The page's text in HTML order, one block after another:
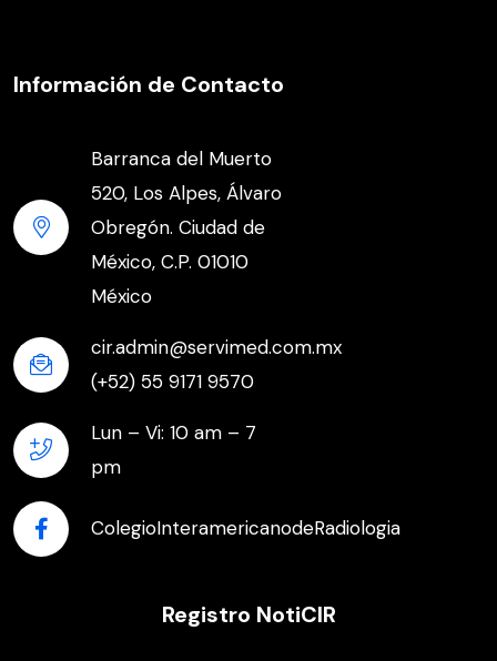
Información de Contacto
Barranca del Muerto
520, Los Alpes, Álvaro
Obregón. Ciudad de
México, C.P. 01010
México
cir.admin@servimed.com.mx
(+52) 55 9171 9570
Lun – Vi: 10 am – 7
pm
ColegioInteramericanodeRadiologia
Registro NotiCIR